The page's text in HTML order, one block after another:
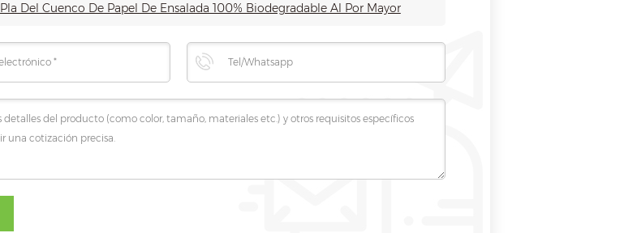
Pla Del Cuenco De Papel De Ensalada 100% Biodegradable Al Por Mayor